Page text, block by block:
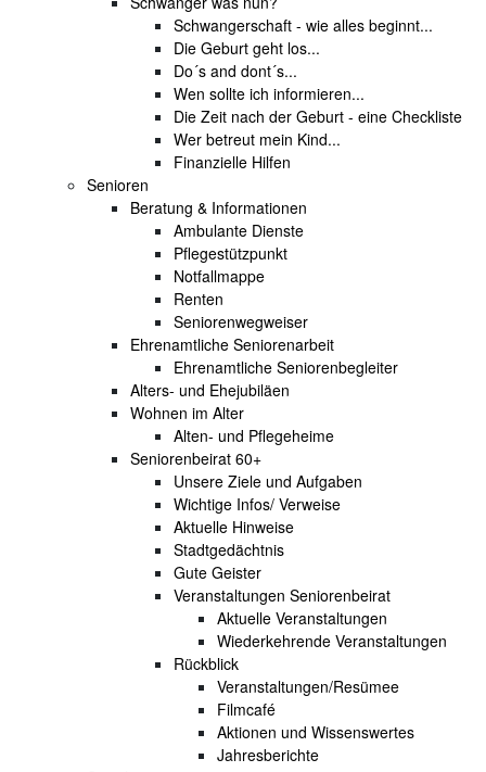
Schwangerschaft - wie alles beginnt...
Die Geburt geht los...
Do´s and dont´s...
Wen sollte ich informieren...
Die Zeit nach der Geburt - eine Checkliste
Wer betreut mein Kind...
Finanzielle Hilfen
Senioren
Beratung & Informationen
Ambulante Dienste
Pflegestützpunkt
Notfallmappe
Renten
Seniorenwegweiser
Ehrenamtliche Seniorenarbeit
Ehrenamtliche Seniorenbegleiter
Alters- und Ehejubiläen
Wohnen im Alter
Alten- und Pflegeheime
Seniorenbeirat 60+
Unsere Ziele und Aufgaben
Wichtige Infos/ Verweise
Aktuelle Hinweise
Stadtgedächtnis
Gute Geister
Veranstaltungen Seniorenbeirat
Aktuelle Veranstaltungen
Wiederkehrende Veranstaltungen
Rückblick
Veranstaltungen/Resümee
Filmcafé
Aktionen und Wissenswertes
Jahresberichte